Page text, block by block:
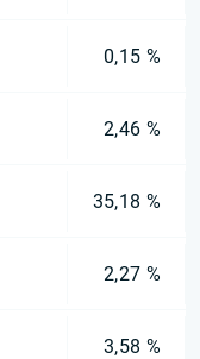
0,15 %
2,46 %
35,18 %
2,27 %
3,58 %